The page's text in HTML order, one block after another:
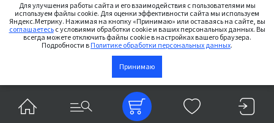
Сообщитьо появлении
Сайт предназначен только для медицинских работников
©2026 Institut Straumann AG
Для улучшения работы сайта и его взаимодействия с пользователями мы
используем файлы cookie. Для оценки эффективности сайта мы используем
Яндекс.Метрику. Нажимая на кнопку «Принимаю» или оставаясь на сайте, вы
соглашаетесьс условиями обработки cookie и ваших персональных данных. Вы
всегда можете отключить файлы cookie в настройках вашего браузера.
Подробности вПолитике обработки персональных данных.
Принимаю